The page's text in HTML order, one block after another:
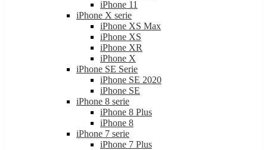
iPhone 11
iPhone X serie
iPhone XS Max
iPhone XS
iPhone XR
iPhone X
iPhone SE Serie
iPhone SE 2020
iPhone SE
iPhone 8 serie
iPhone 8 Plus
iPhone 8
iPhone 7 serie
iPhone 7 Plus